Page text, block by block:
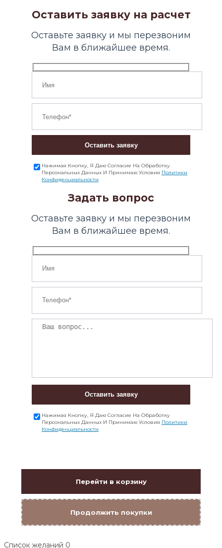
Оставить заявку на расчет
Оставьте заявку и мы перезвоним
Вам в ближайшее время.
Оставить заявку
Нажимая Кнопку, Я Даю Согласие На Обработку
Персональных Данных И Принимаю Условия Политики
Конфиденциальности
Задать вопрос
Оставьте заявку и мы перезвоним
Вам в ближайшее время.
Оставить заявку
Нажимая Кнопку, Я Даю Согласие На Обработку
Персональных Данных И Принимаю Условия Политики
Конфиденциальности
Перейти в корзину
Продолжить покупки
Список желаний 0